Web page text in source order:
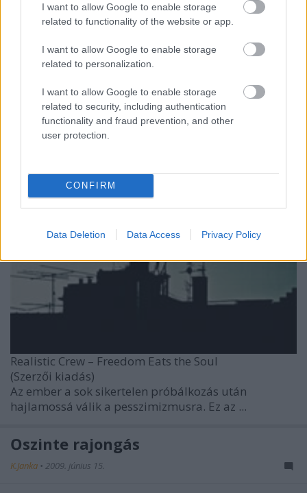
I want to allow Google to enable storage
related to functionality of the website or app.
I want to allow Google to enable storage
related to personalization.
I want to allow Google to enable storage
related to security, including authentication
functionality and fraud prevention, and other
user protection.
CONFIRM
Data Deletion Data Access Privacy Policy
Nagyon szép, nagyon jó és a miénk
Realistic Crew – Freedom Eats the Soul
(Szerzői kiadás)
Az ember a sok sikertelen próbálkozás után
hajlamossá válik a pesszimizmusra. Ez az ...
Őszinte rajongás
K.Janka • 2009. június 15.